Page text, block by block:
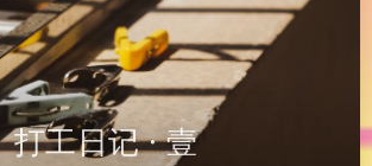
打工日记 · 壹